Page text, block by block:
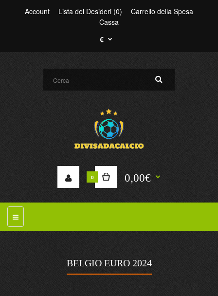
Account Lista dei Desideri (0)
Carrello della Spesa
Cassa
€
0 0,00€
BELGIO EURO 2024